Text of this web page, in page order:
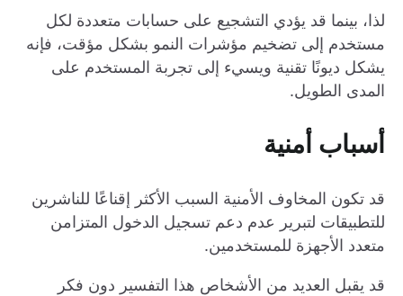
لذا، بينما قد يؤدي التشجيع على حسابات متعددة لكل
مستخدم إلى تضخيم مؤشرات النمو بشكل مؤقت، فإنه
يشكل ديونًا تقنية ويسيء إلى تجربة المستخدم على
المدى الطويل.
أسباب أمنية
قد تكون المخاوف الأمنية السبب الأكثر إقناعًا للناشرين
للتطبيقات لتبرير عدم دعم تسجيل الدخول المتزامن
متعدد الأجهزة للمستخدمين.
قد يقبل العديد من الأشخاص هذا التفسير دون فكر